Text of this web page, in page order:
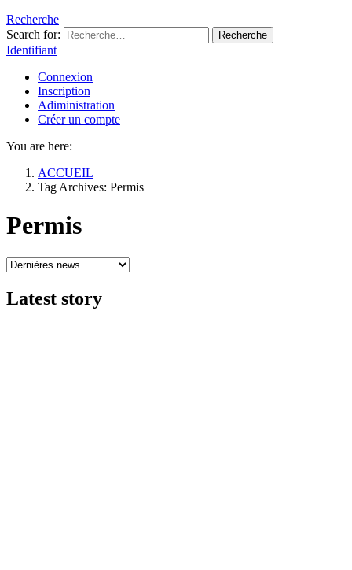
Recherche
Search for:
Recherche
Identifiant
Connexion
Inscription
Adiministration
Créer un compte
You are here:
ACCUEIL
Tag Archives: Permis
Permis
Latest story